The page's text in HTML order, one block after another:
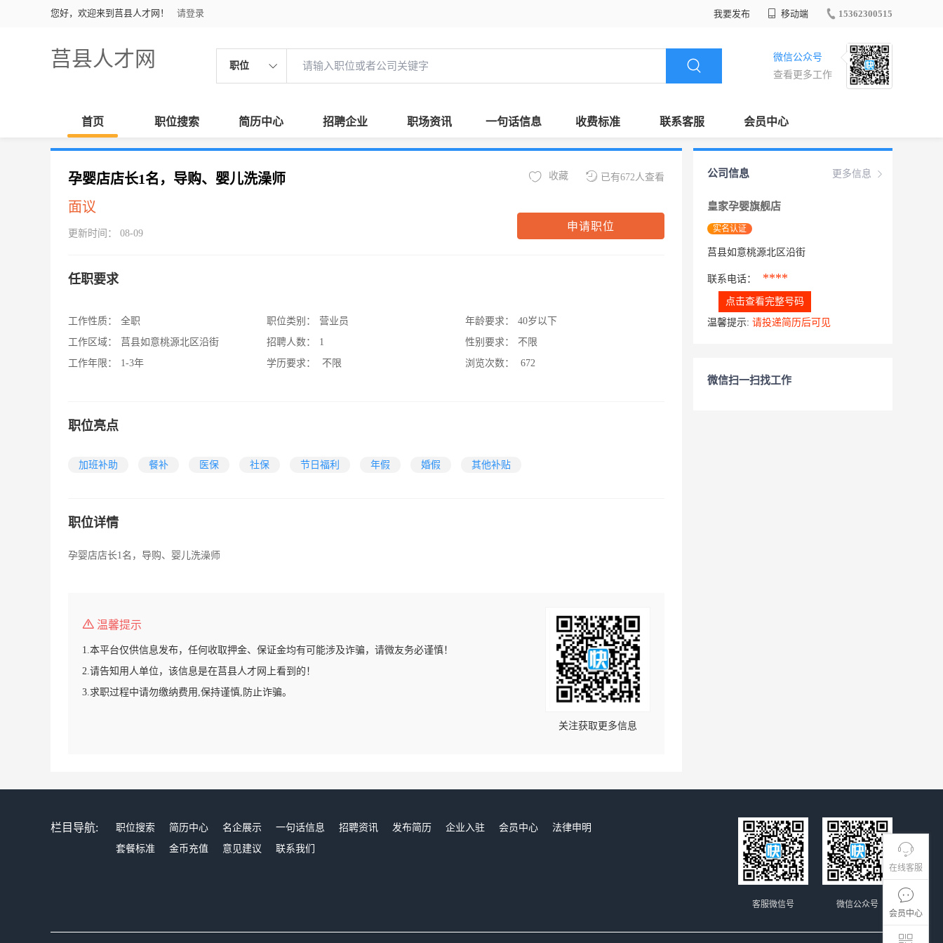
您好，欢迎来到莒县人才网！ 请登录 我要发布 移动端 15362300515
莒县人才网 职位
微信公众号
查看更多工作
首页 职位搜索 简历中心 招聘企业 职场资讯 一句话信息 收费标准 联系客服 会员中心
在线客服
会员中心
孕婴店店长1名，导购、婴儿洗澡师
面议
更新时间： 08-09
已有672人查看
收藏
申请职位
任职要求
工作性质：
全职
工作区域：
莒县如意桃源北区沿街
工作年限：
1-3年
职位类别：
营业员
招聘人数：
1
学历要求：
不限
年龄要求：
40岁以下
性别要求：
不限
浏览次数：
672
职位亮点
加班补助 餐补 医保 社保 节日福利 年假 婚假 其他补贴
职位详情
孕婴店店长1名，导购、婴儿洗澡师
温馨提示
1.本平台仅供信息发布，任何收取押金、保证金均有可能涉及诈骗，请微友务必谨慎！
2.请告知用人单位，该信息是在莒县人才网上看到的！
3.求职过程中请勿缴纳费用,保持谨慎,防止诈骗。
关注获取更多信息
更多信息
公司信息
皇家孕婴旗舰店
实名认证
莒县如意桃源北区沿街
联系电话： ****
点击查看完整号码
温馨提示: 请投递简历后可见
微信扫一扫找工作
栏目导航: 职位搜索 简历中心 名企展示 一句话信息 招聘资讯 发布简历 企业入驻 会员中心
法律申明
套餐标准
金币充值 意见建议 联系我们
微信公众号
客服微信号